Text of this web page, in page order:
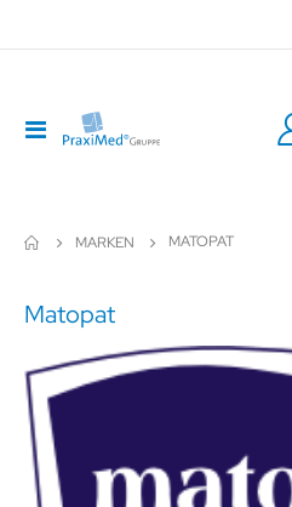
Navigation
umschalten
MARKEN MATOPAT
Matopat